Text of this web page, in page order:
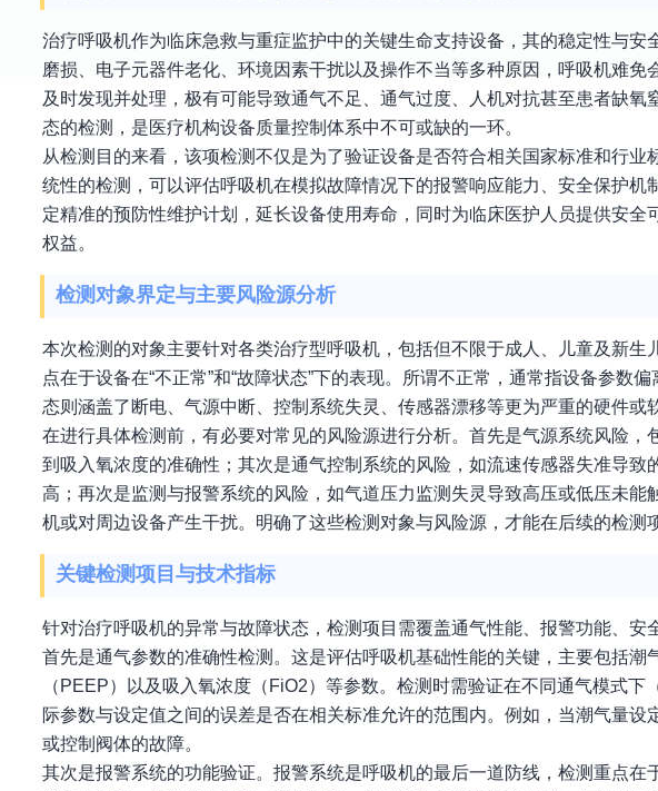
治疗呼吸机作为临床急救与重症监护中的关键生命支持设备，其的稳定性与
磨损、电子元器件老化、环境因素干扰以及操作不当等多种原因，呼吸机难
及时发现并处理，极有可能导致通气不足、通气过度、人机对抗甚至患者缺
态的检测，是医疗机构设备质量控制体系中不可或缺的一环。
从检测目的来看，该项检测不仅是为了验证设备是否符合相关国家标准和行
统性的检测，可以评估呼吸机在模拟故障情况下的报警响应能力、安全保护
定精准的预防性维护计划，延长设备使用寿命，同时为临床医护人员提供安
权益。
检测对象界定与主要风险源分析
本次检测的对象主要针对各类治疗型呼吸机，包括但不限于成人、儿童及新
点在于设备在“不正常”和“故障状态”下的表现。所谓不正常，通常指设备参数
态则涵盖了断电、气源中断、控制系统失灵、传感器漂移等更为严重的硬件或
在进行具体检测前，有必要对常见的风险源进行分析。首先是气源系统风险
到吸入氧浓度的准确性；其次是通气控制系统的风险，如流速传感器失准导
高；再次是监测与报警系统的风险，如气道压力监测失灵导致高压或低压未
机或对周边设备产生干扰。明确了这些检测对象与风险源，才能在后续的检测
关键检测项目与技术指标
针对治疗呼吸机的异常与故障状态，检测项目需覆盖通气性能、报警功能、安
首先是通气参数的准确性检测。这是评估呼吸机基础性能的关键，主要包括
（PEEP）以及吸入氧浓度（FiO2）等参数。检测时需验证在不同通气模式
际参数与设定值之间的误差是否在相关标准允许的范围内。例如，当潮气量
或控制阀体的故障。
其次是报警系统的功能验证。报警系统是呼吸机的最后一道防线，检测重点